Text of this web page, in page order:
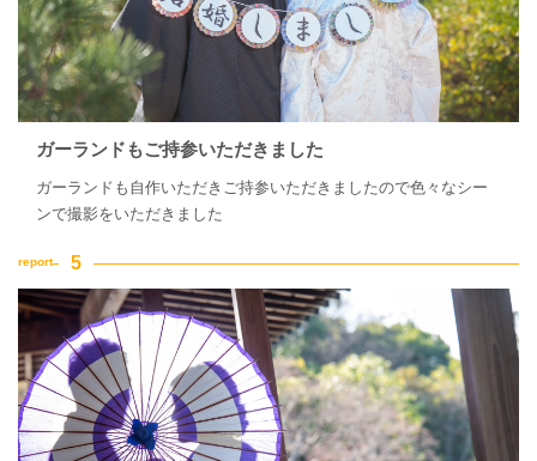
ガーランドもご持参いただきました
ガーランドも自作いただきご持参いただきましたので色々なシー
ンで撮影をいただきました